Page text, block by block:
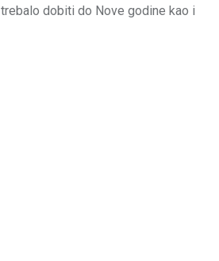
dobiti do Nove godine kao i